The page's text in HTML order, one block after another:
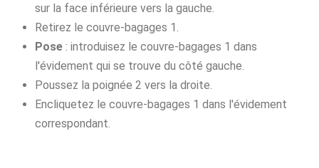
sur la face inférieure vers la gauche.
Retirez le couvre-bagages 1.
Pose: introduisez le couvre-bagages 1 dans
l'évidement qui se trouve du côté gauche.
Poussez la poignée 2 vers la droite.
Encliquetez le couvre-bagages 1 dans l'évidement
correspondant.